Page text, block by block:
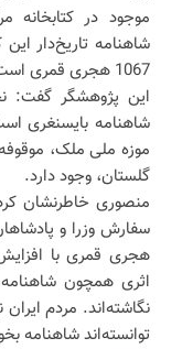
موجود در
شاهنامه تاریخ‌دار
1067 هجری قمری است.
این پژوهشگر گفت:
شاهنامه بایسنغری
موزه ملی ملک،
گلستان، وجود دارد.
منصوری خاطرنشان
سفارش وزرا و
هجری قمری با
اثری همچون
نگاشته‌اند. مردم
توانسته‌اند شاهنامه